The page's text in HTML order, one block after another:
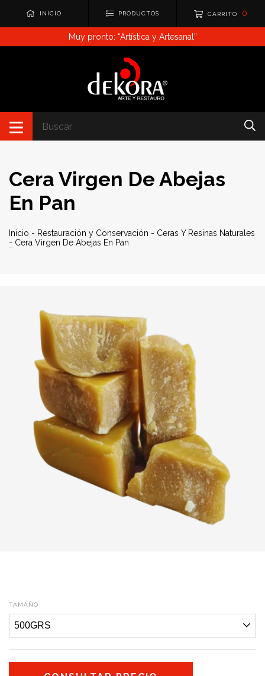
INICIO PRODUCTOS CARRITO 0
Muy pronto: “Artística y Artesanal”
Cera Virgen De Abejas
En Pan
Inicio - Restauración y Conservación - Ceras Y Resinas Naturales
- Cera Virgen De Abejas En Pan
TAMAÑO